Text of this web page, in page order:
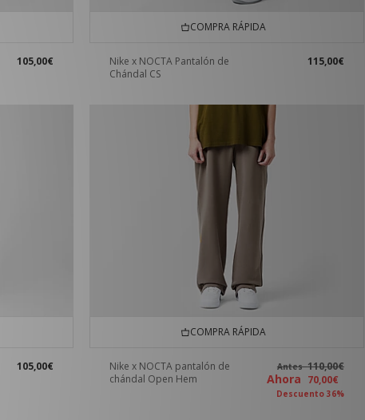
105,00€
COMPRA RÁPIDA
Nike x NOCTA Pantalón de
Chándal CS
115,00€
105,00€
COMPRA RÁPIDA
Nike x NOCTA pantalón de
chándal Open Hem
Antes110,00€
Ahora 70,00€
Descuento 36%